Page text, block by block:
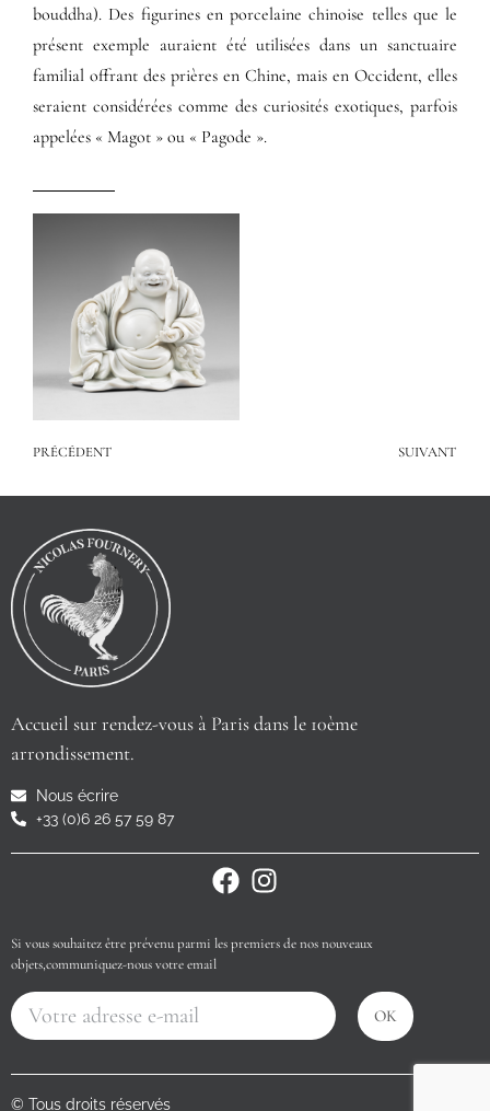
bouddha). Des figurines en porcelaine chinoise telles que le
présent exemple auraient été utilisées dans un sanctuaire
familial offrant des prières en Chine, mais en Occident, elles
seraient considérées comme des curiosités exotiques, parfois
appelées « Magot » ou « Pagode ».
PRÉCÉDENT SUIVANT
Accueil sur rendez-vous à Paris dans le 10ème
arrondissement.
Nous écrire
+33 (0)6 26 57 59 87
Si vous souhaitez être prévenu parmi les premiers de nos nouveaux
objets,communiquez-nous votre email
OK
© Tous droits réservés